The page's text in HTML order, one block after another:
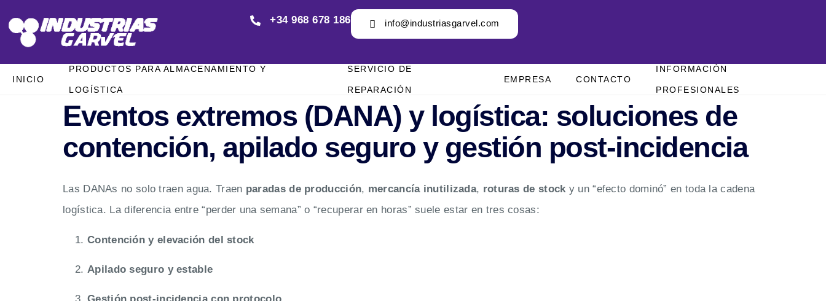
+34 968 678 186 info@industriasgarvel.com
INICIO
PRODUCTOS PARA ALMACENAMIENTO Y
LOGÍSTICA
SERVICIO DE
REPARACIÓN
EMPRESA CONTACTO
INFORMACIÓN
PROFESIONALES
Eventos extremos (DANA) y logística: soluciones de
contención, apilado seguro y gestión post-incidencia
Las DANAs no solo traen agua. Traen paradas de producción, mercancía inutilizada, roturas de stocky un “efecto dominó” en toda la cadena
logística. La diferencia entre “perder una semana” o “recuperar en horas” suele estar en tres cosas:
Contención y elevación del stock
Apilado seguro y estable